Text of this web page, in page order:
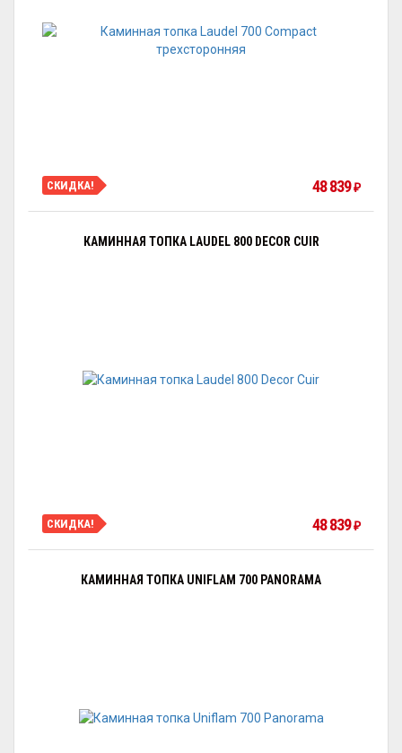
СКИДКА! 48 839₽
КАМИННАЯ ТОПКА LAUDEL 800 DECOR CUIR
СКИДКА! 48 839₽
КАМИННАЯ ТОПКА UNIFLAM 700 PANORAMA